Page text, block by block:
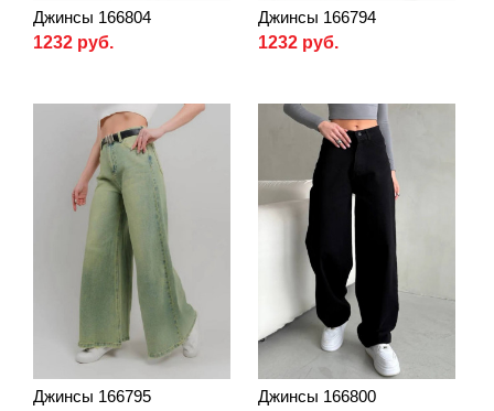
Джинсы 166804
1232 руб.
Джинсы 166794
1232 руб.
Джинсы 166795
Джинсы 166800